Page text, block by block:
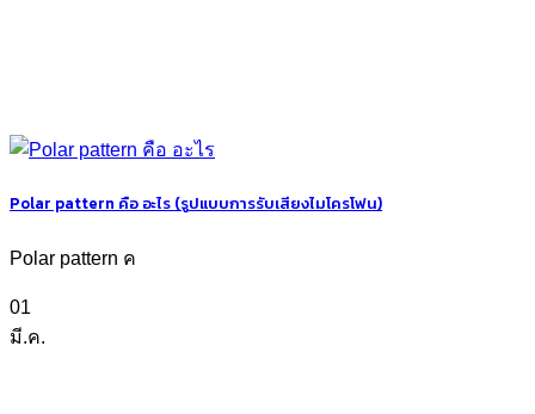
Polar pattern คือ อะไร (รูปแบบการรับเสียงไมโครโฟน)
Polar pattern ค
01
มี.ค.